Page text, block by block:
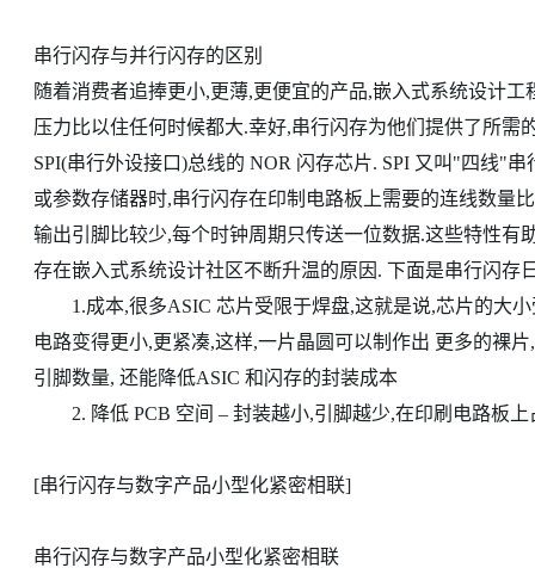
串行闪存与并行闪存的区别
随着消费者追捧更小,更薄,更便宜的产品,嵌入式系统设计
压力比以住任何时候都大.幸好,串行闪存为他们提供了所
SPI(串行外设接口)总线的 NOR 闪存芯片. SPI 又叫"四线"
或参数存储器时,串行闪存在印制电路板上需要的连线数量
输出引脚比较少,每个时钟周期只传送一位数据.这些特性
存在嵌入式系统设计社区不断升温的原因. 下面是串行闪存
1.成本,很多ASIC 芯片受限于焊盘,这就是说,芯片的大小
电路变得更小,更紧凑,这样,一片晶圆可以制作出 更多的裸
引脚数量, 还能降低ASIC 和闪存的封装成本
2. 降低 PCB 空间 – 封装越小,引脚越少,在印刷电路板上
[串行闪存与数字产品小型化紧密相联]
串行闪存与数字产品小型化紧密相联